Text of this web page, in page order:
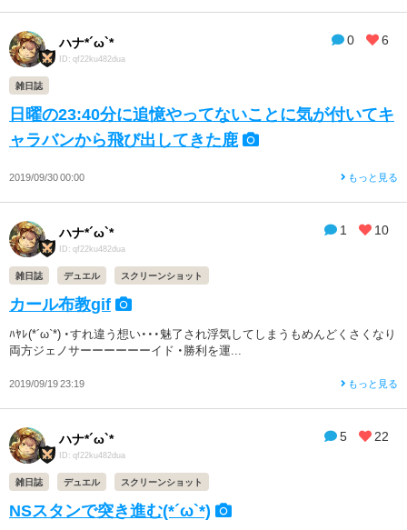
0 6
ハナ*´ω`*
ID: qf22ku482dua
雑日誌
日曜の23:40分に追憶やってないことに気が付いてキ
ャラバンから飛び出してきた鹿
2019/09/30 00:00 もっと見る
1 10
ハナ*´ω`*
ID: qf22ku482dua
雑日誌 デュエル スクリーンショット
カール布教gif
ﾊﾔﾚ(*´ω`*) ・すれ違う想い・・・魅了され浮気してしまうもめんどくさくなり
両方ジェノサーーーーーーイド ・勝利を運...
2019/09/19 23:19 もっと見る
5 22
ハナ*´ω`*
ID: qf22ku482dua
雑日誌 デュエル スクリーンショット
NSスタンで突き進む(*´ω`*)